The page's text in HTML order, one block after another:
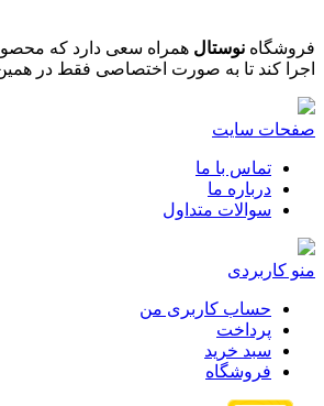
فروشگاه نوستال همراه سعی دارد که
اجرا کند تا به صورت اختصاصی فقط در
صفحات سایت
تماس با ما
درباره ما
سوالات متداول
منو کاربردی
حساب کاربری من
پرداخت
سبد خرید
فروشگاه